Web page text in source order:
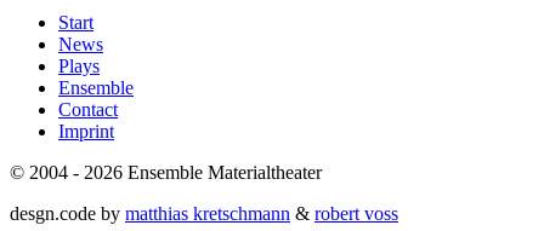
Start
News
Plays
Ensemble
Contact
Imprint
© 2004 - 2026 Ensemble Materialtheater
desgn.code by matthias kretschmann & robert voss